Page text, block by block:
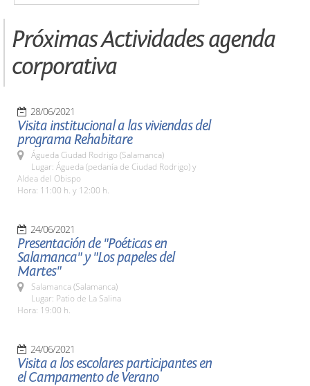
Próximas Actividades agenda
corporativa
28/06/2021
Visita institucional a las viviendas del
programa Rehabitare
Águeda Ciudad Rodrigo (Salamanca)
Lugar: Águeda (pedanía de Ciudad Rodrigo) y
Aldea del Obispo
Hora: 11:00 h. y 12:00 h.
24/06/2021
Presentación de "Poéticas en
Salamanca" y "Los papeles del
Martes"
Salamanca (Salamanca)
Lugar: Patio de La Salina
Hora: 19:00 h.
24/06/2021
Visita a los escolares participantes en
el Campamento de Verano